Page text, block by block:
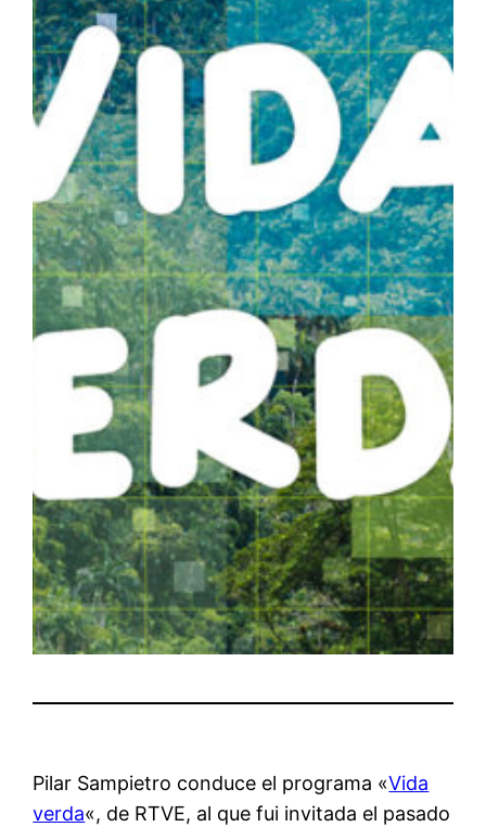
Pilar Sampietro conduce el programa «Vida
verda«, de RTVE, al que fui invitada el pasado